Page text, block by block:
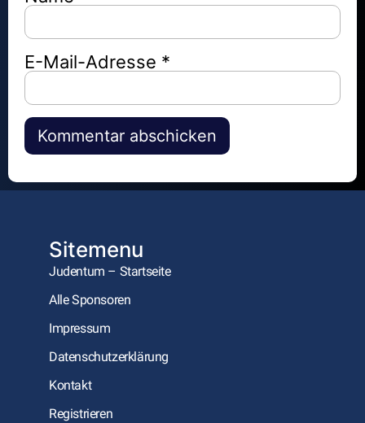
E-Mail-Adresse *
Alternative:
Sitemenu
Judentum – Startseite
Alle Sponsoren
Impressum
Datenschutzerklärung
Kontakt
Registrieren